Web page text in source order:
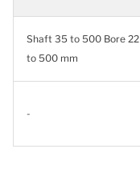
Shaft 35 to 500 Bore 22
to 500 mm
-